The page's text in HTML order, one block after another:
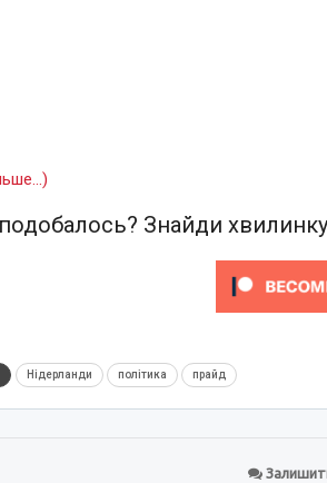
Знайди
Нідерланди політика прайд